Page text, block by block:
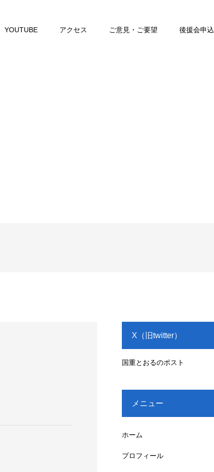
YOUTUBE アクセス ご意見・ご要望 後援会申込
X（旧twitter）
国重とおるのポスト
メニュー
ホーム
プロフィール